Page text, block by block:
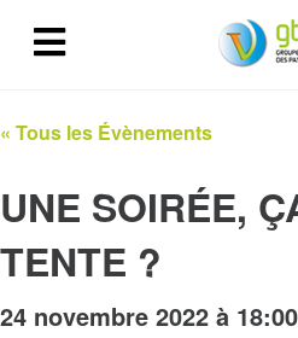
« Tous les Évènements
UNE SOIRÉE,
TENTE ?
24 novembre 2022 à